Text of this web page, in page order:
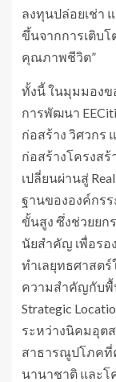
ลงทุนปล่อยเช่า
ขึ้นจากการเติบโ
คุณภาพชีวิต”
ทั้งนี้ ในมุมมองข
การพัฒนา
ก่อสร้าง วิศวกร
ก่อสร้างโครงส
เปลี่ยนผ่านสู่
ฐานขององค์กร
ขั้นสูง ซึ่งช่วยยก
นัยสำคัญ เพื่อรอ
ทำเลยุทธศาสต
ความสำคัญกับพื้
Strategic
ระหว่างนิคมอุต
สาธารณูปโภคที่
นานาชาติ และ